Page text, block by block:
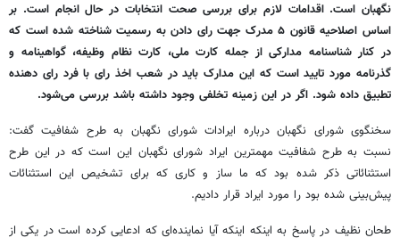
نگهبان است. اقدامات لازم برای بررسی صحت انتخابات در حال انجام است. بر
اساس اصلاحیه قانون ۵ مدرک جهت رای دادن به رسمیت شناخته شده است که
در کنار شناسنامه مدارکی از جمله کارت ملی، کارت نظام وظیفه، گواهینامه و
گذرنامه مورد تایید است که این مدارک باید در شعب اخذ رای با فرد رای دهنده
تطبیق داده شود. اگر در این زمینه تخلفی وجود داشته باشد بررسی می‌شود.
سخنگوی شورای نگهبان درباره ایرادات شورای نگهبان به طرح شفافیت گفت:
نسبت به طرح شفافیت مهمترین ایراد شورای نگهبان این است که در این طرح
استثنائاتی ذکر شده بود که ما ساز و کاری که برای تشخیص این استثنائات
پیش‌بینی شده بود را مورد ایراد قرار دادیم.
طحان نظیف در پاسخ به اینکه اینکه آیا نماینده‌ای که ادعایی کرده است در یکی از